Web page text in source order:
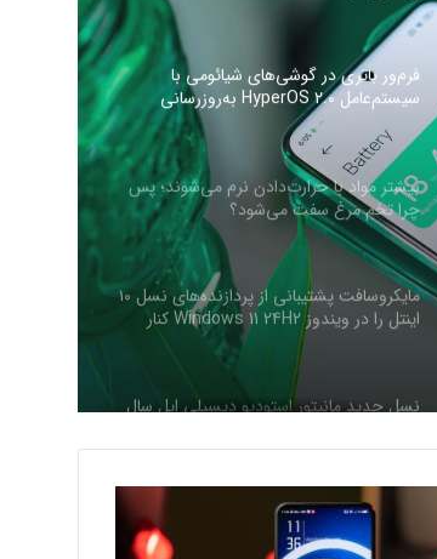
فرم‌ور باتری در گوشی‌های شیائومی با
سیستم‌عامل HyperOS 2.0 به‌روزرسانی
مخفی دریافت کرد
بیشتر مواد با حرارت‌دادن نرم می‌شوند؛ پس
چرا تخم مرغ سفت می‌شود؟
مایکروسافت پشتیبانی از پردازنده‌های نسل ۱۰
اینتل را در ویندوز Windows 11 24H2 کنار
گذاشت؛ پایانی بر عصر کامت‌لیک
نسل جدید مانیتور استودیو دیسپلی اپل سال
همراه اول | مودم‌های رومیزی 5G انتخاب اول
گیمرها، محتواسازان و کسب‌وکارها